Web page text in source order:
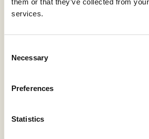
services.
Selection
Necessary
Preferences
Statistics